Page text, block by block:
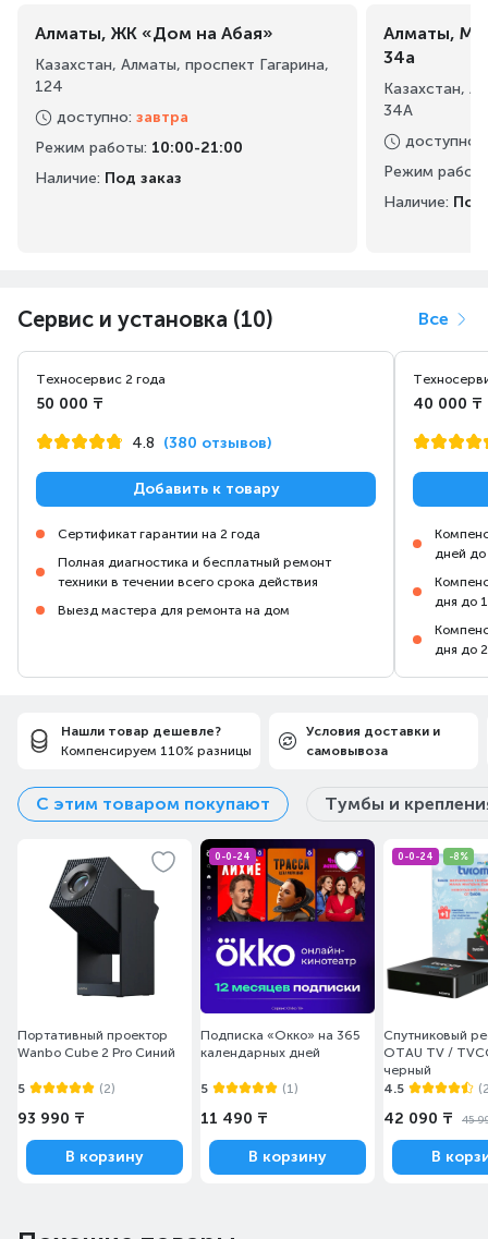
Алматы, ЖК «Дом на Абая»
Казахстан, Алматы, проспект Гагарина,
124
доступно: завтра
Режим работы: 10:00-21:00
Наличие: Под заказ
Алматы,
34а
Казахстан,
34А
доступно
Режим
Наличие: Под
Сервис и установка (10) Все
Техносервис 2 года
50 000 ₸
4.8 (380 отзывов)
Добавить к товару
Сертификат гарантии на 2 года
Полная диагностика и бесплатный ремонт
техники в течении всего срока действия
Выезд мастера для ремонта на дом
40 000 ₸
дней до
дня до
дня до
Нашли товар дешевле?
Компенсируем 110% разницы
Условия доставки и
самовывоза
С этим товаром покупают Тумбы и
Портативный проектор
Wanbo Cube 2 Pro Синий
5 (2)
93 990 ₸
В корзину
0-0-24
Подписка «Окко» на 365
календарных дней
5 (1)
11 490 ₸
В корзину
0-0-24 -8%
Спутниковый
OTAU TV /
черный
4.5
42 090 ₸ 45
В